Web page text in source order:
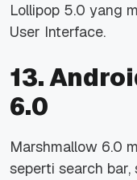
Lollipop 5.0 yang
User Interface.
13.
6.0
Marshmallow 6.0
seperti search